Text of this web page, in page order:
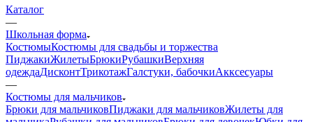
Каталог
—
Школьная форма
КостюмыКостюмы для свадьбы и торжества
ПиджакиЖилетыБрюкиРубашкиВерхняя
одеждаДисконтТрикотажГалстуки, бабочкиАкксесуары
—
Костюмы для мальчиков
Брюки для мальчиковПиджаки для мальчиковЖилеты для